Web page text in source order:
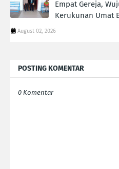
Empat Gereja,
Kerukunan Umat
August 02, 2026
POSTING KOMENTAR
0 Komentar